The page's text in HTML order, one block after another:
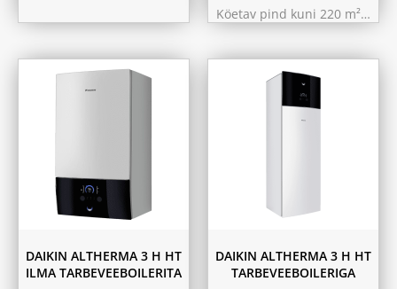
Köetav pind kuni 220 m²…
10.44 kW 260m²
9.75 kW 220m²
DAIKIN ALTHERMA 3 H HT
ILMA TARBEVEEBOILERITA
230L
DAIKIN ALTHERMA 3 H HT
TARBEVEEBOILERIGA